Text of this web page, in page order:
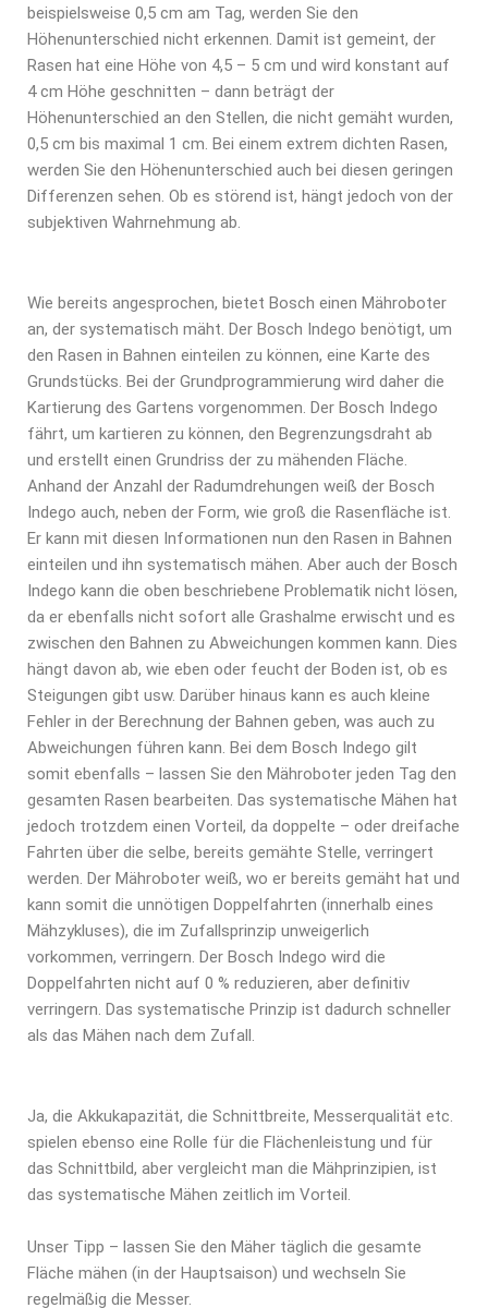
beispielsweise 0,5 cm am Tag, werden Sie den
Höhenunterschied nicht erkennen. Damit ist gemeint, der
Rasen hat eine Höhe von 4,5 – 5 cm und wird konstant auf
4 cm Höhe geschnitten – dann beträgt der
Höhenunterschied an den Stellen, die nicht gemäht wurden,
0,5 cm bis maximal 1 cm. Bei einem extrem dichten Rasen,
werden Sie den Höhenunterschied auch bei diesen geringen
Differenzen sehen. Ob es störend ist, hängt jedoch von der
subjektiven Wahrnehmung ab.
Wie bereits angesprochen, bietet Bosch einen Mähroboter
an, der systematisch mäht. Der Bosch Indego benötigt, um
den Rasen in Bahnen einteilen zu können, eine Karte des
Grundstücks. Bei der Grundprogrammierung wird daher die
Kartierung des Gartens vorgenommen. Der Bosch Indego
fährt, um kartieren zu können, den Begrenzungsdraht ab
und erstellt einen Grundriss der zu mähenden Fläche.
Anhand der Anzahl der Radumdrehungen weiß der Bosch
Indego auch, neben der Form, wie groß die Rasenfläche ist.
Er kann mit diesen Informationen nun den Rasen in Bahnen
einteilen und ihn systematisch mähen. Aber auch der Bosch
Indego kann die oben beschriebene Problematik nicht lösen,
da er ebenfalls nicht sofort alle Grashalme erwischt und es
zwischen den Bahnen zu Abweichungen kommen kann. Dies
hängt davon ab, wie eben oder feucht der Boden ist, ob es
Steigungen gibt usw. Darüber hinaus kann es auch kleine
Fehler in der Berechnung der Bahnen geben, was auch zu
Abweichungen führen kann. Bei dem Bosch Indego gilt
somit ebenfalls – lassen Sie den Mähroboter jeden Tag den
gesamten Rasen bearbeiten. Das systematische Mähen hat
jedoch trotzdem einen Vorteil, da doppelte – oder dreifache
Fahrten über die selbe, bereits gemähte Stelle, verringert
werden. Der Mähroboter weiß, wo er bereits gemäht hat und
kann somit die unnötigen Doppelfahrten (innerhalb eines
Mähzykluses), die im Zufallsprinzip unweigerlich
vorkommen, verringern. Der Bosch Indego wird die
Doppelfahrten nicht auf 0 % reduzieren, aber definitiv
verringern. Das systematische Prinzip ist dadurch schneller
als das Mähen nach dem Zufall.
Ja, die Akkukapazität, die Schnittbreite, Messerqualität etc.
spielen ebenso eine Rolle für die Flächenleistung und für
das Schnittbild, aber vergleicht man die Mähprinzipien, ist
das systematische Mähen zeitlich im Vorteil.
Unser Tipp – lassen Sie den Mäher täglich die gesamte
Fläche mähen (in der Hauptsaison) und wechseln Sie
regelmäßig die Messer.